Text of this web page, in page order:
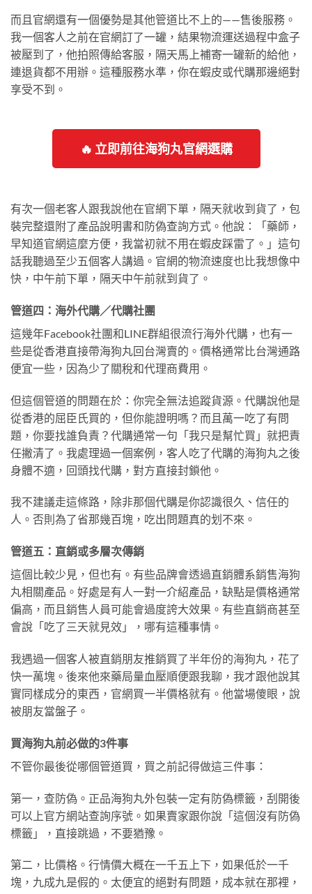
而且官網還有一個優勢是其他管道比不上的——售後服務。
我一個客人之前在官網訂了一罐，結果物流運送過程中盒子
被壓到了，他拍照傳給客服，隔天馬上補寄一罐新的給他，
連退貨都不用辦。這種服務水準，你在蝦皮或代購那邊絕對
享受不到。
🔥 立即前往海狗丸官網選購
有次一個老客人跟我說他在官網下單，隔天就收到貨了，包
裝完整還附了產品說明書和防偽查詢方式。他說：「藥師，
早知道官網這麼方便，我當初就不用在蝦皮踩雷了。」這句
話我聽過至少五個客人講過。官網的物流速度也比我想像中
快，中午前下單，隔天中午前就到貨了。
管道四：海外代購／代購社團
這幾年Facebook社團和LINE群組很流行海外代購，也有一
些是從香港直接帶海狗丸回台灣賣的。價格通常比台灣通路
便宜一些，因為少了關稅和代理商費用。
但這個管道的問題在於：你完全無法追蹤貨源。代購說他是
從香港的屈臣氏買的，但你能證明嗎？而且萬一吃了有問
題，你要找誰負責？代購通常一句「我只是幫忙買」就把責
任撇清了。我處理過一個案例，客人吃了代購的海狗丸之後
身體不適，回頭找代購，對方直接封鎖他。
我不建議走這條路，除非那個代購是你認識很久、信任的
人。否則為了省那幾百塊，吃出問題真的划不來。
管道五：直銷或多層次傳銷
這個比較少見，但也有。有些品牌會透過直銷體系銷售海狗
丸相關產品。好處是有人一對一介紹產品，缺點是價格通常
偏高，而且銷售人員可能會過度誇大效果。有些直銷商甚至
會說「吃了三天就見效」，哪有這種事情。
我遇過一個客人被直銷朋友推銷買了半年份的海狗丸，花了
快一萬塊。後來他來藥局量血壓順便跟我聊，我才跟他說其
實同樣成分的東西，官網買一半價格就有。他當場傻眼，說
被朋友當盤子。
買海狗丸前必做的3件事
不管你最後從哪個管道買，買之前記得做這三件事：
第一，查防偽。正品海狗丸外包裝一定有防偽標籤，刮開後
可以上官方網站查詢序號。如果賣家跟你說「這個沒有防偽
標籤」，直接跳過，不要猶豫。
第二，比價格。行情價大概在一千五上下，如果低於一千
塊，九成九是假的。太便宜的絕對有問題，成本就在那裡，